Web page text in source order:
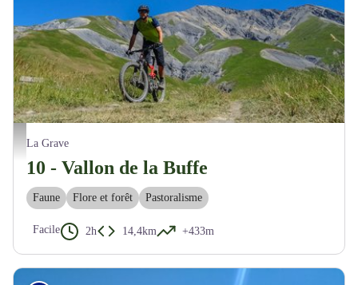
Descente dans le vallon de la Buffe - M. Buffet
La Grave
10 - Vallon de la Buffe
Faune Flore et forêt Pastoralisme
Facile 2h 14,4km +433m